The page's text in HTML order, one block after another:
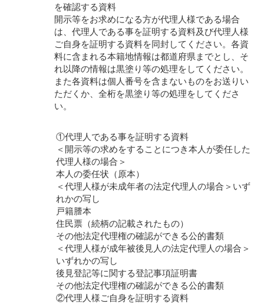
を確認する資料
開示等をお求めになる方が代理人様である場合
は、代理人である事を証明する資料及び代理人様
ご自身を証明する資料を同封してください。各資
料に含まれる本籍地情報は都道府県までとし、そ
れ以降の情報は黒塗り等の処理をしてください。
また各資料は個人番号を含まないものをお送りい
ただくか、全桁を黒塗り等の処理をしてくださ
い。
①代理人である事を証明する資料
＜開示等の求めをすることにつき本人が委任した
代理人様の場合＞
本人の委任状（原本）
＜代理人様が未成年者の法定代理人の場合＞いず
れかの写し
戸籍謄本
住民票（続柄の記載されたもの）
その他法定代理権の確認ができる公的書類
＜代理人様が成年被後見人の法定代理人の場合＞
いずれかの写し
後見登記等に関する登記事項証明書
その他法定代理権の確認ができる公的書類
②代理人様ご自身を証明する資料